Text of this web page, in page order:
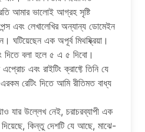
আমার ভালোই আগ্রহ সৃষ্টি
এবং লেখালেখির অন্যান্য ডোমেইন
ঘটিয়েছেন এক অপূর্ব মিথষ্ক্রিয়া।
দিতে বলা হলে ৫ এ ৫ দিবো।
এপ্রোচ এবং রাইটিং ক্রাফ্টে তিনি যে
রেটিং দিতে আমি রীতিমত বাধ্য
যার উল্লেখ নেই, চরাচরব্যাপী এক
কিন্তু দেশটি যে আছে, মাঝে-